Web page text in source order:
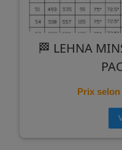
🏁 LEHNA
Prix